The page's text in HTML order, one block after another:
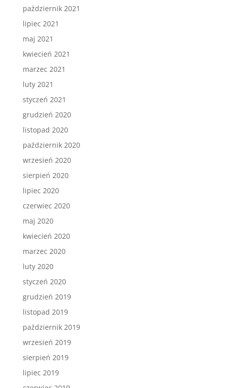
październik 2021
lipiec 2021
maj 2021
kwiecień 2021
marzec 2021
luty 2021
styczeń 2021
grudzień 2020
listopad 2020
październik 2020
wrzesień 2020
sierpień 2020
lipiec 2020
czerwiec 2020
maj 2020
kwiecień 2020
marzec 2020
luty 2020
styczeń 2020
grudzień 2019
listopad 2019
październik 2019
wrzesień 2019
sierpień 2019
lipiec 2019